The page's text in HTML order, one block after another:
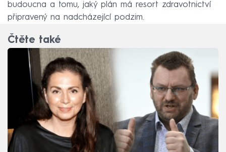
budoucna a tomu, jaký plán má resort zdravotnictví
připravený na nadcházející podzim.
Čtěte také